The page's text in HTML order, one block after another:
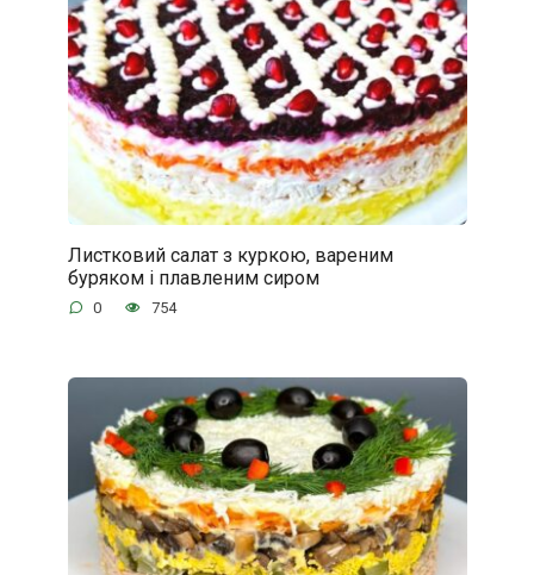
Листковий салат з куркою, вареним
буряком і плавленим сиром
0 754